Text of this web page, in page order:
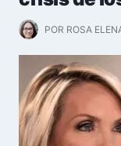
POR ROSA